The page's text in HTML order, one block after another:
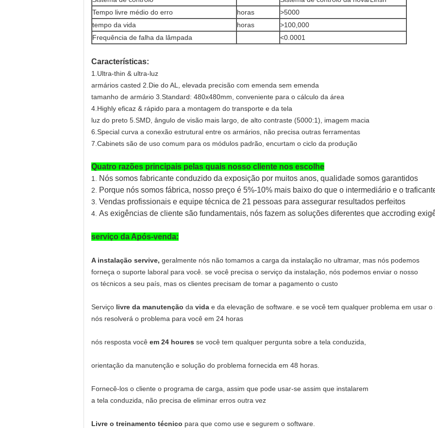
Tempo livre médio do erro
horas
>5000
tempo da vida
horas
>100,000
Frequência de falha da lâmpada
<0.0001
Características:
1.Ultra-thin & ultra-luz
armários casted 2.Die do AL, elevada precisão com emenda sem emenda
tamanho de armário 3.Standard: 480x480mm, conveniente para o cálculo da área
4.Highly eficaz & rápido para a montagem do transporte e da tela
luz do preto 5.SMD, ângulo de visão mais largo, de alto contraste (5000:1), imagem macia
6.Special curva a conexão estrutural entre os armários, não precisa outras ferramentas
7.Cabinets são de uso comum para os módulos padrão, encurtam o ciclo da produção
Quatro razões principais pelas quais nosso cliente nos escolhe
1. Nós somos fabricante conduzido da exposição por muitos anos, qualidade somos garantidos
2. Porque nós somos fábrica, nosso preço é 5%-10% mais baixo do que o intermediário e o
3. Vendas profissionais e equipe técnica de 21 pessoas para assegurar resultados perfeitos
4. As exigências de cliente são fundamentais, nós fazem as soluções diferentes que accroding
serviço da Após-venda:
A instalação servive, geralmente nós não tomamos a carga da instalação no ultramar, mas nós podemos
forneça o suporte laboral para você. se você precisa o serviço da instalação, nós podemos enviar o nosso
os técnicos a seu país, mas os clientes precisam de tomar a pagamento o custo
Serviço livre da manutenção da vida e da elevação de software. e se você tem qualquer problema em usar
nós resolverá o problema para você em 24 horas
nós resposta você em 24 houres se você tem qualquer pergunta sobre a tela conduzida,
orientação da manutenção e solução do problema fornecida em 48 horas.
Fornecê-los o cliente o programa de carga, assim que pode usar-se assim que instalarem
a tela conduzida, não precisa de eliminar erros outra vez
Livre o treinamento técnico para que como use e segurem o software.